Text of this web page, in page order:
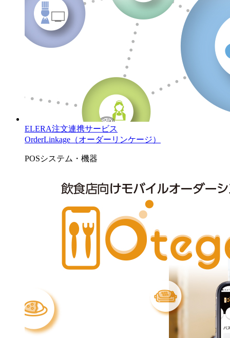
ELERA注文連携サービス
OrderLinkage（オーダーリンケージ）
POSシステム・機器